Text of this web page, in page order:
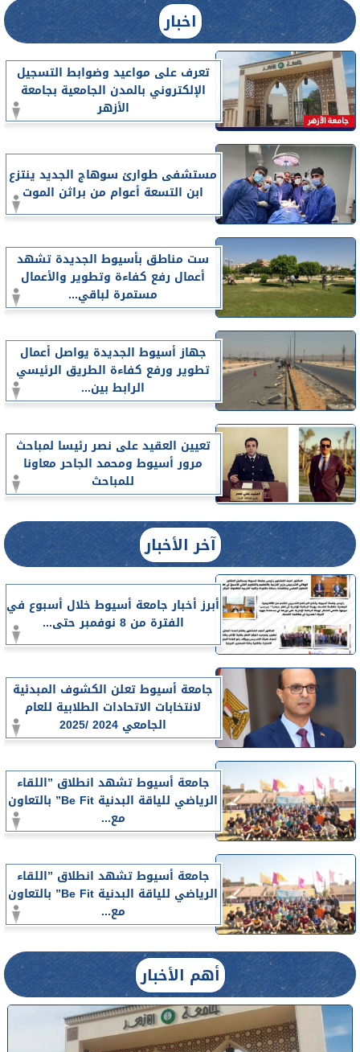
اخبار
تعرف على مواعيد وضوابط التسجيل
الإلكتروني بالمدن الجامعية بجامعة
الأزهر
مستشفى طوارئ سوهاج الجديد ينتزع
ابن التسعة أعوام من براثن الموت
ست مناطق بأسيوط الجديدة تشهد
أعمال رفع كفاءة وتطوير والأعمال
مستمرة لباقي...
جهاز أسيوط الجديدة يواصل أعمال
تطوير ورفع كفاءة الطريق الرئيسي
الرابط بين...
تعيين العقيد على نصر رئيسا لمباحث
مرور أسيوط ومحمد الجاحر معاونا
للمباحث
آخر الأخبار
أبرز أخبار جامعة أسيوط خلال أسبوع في
الفترة من 8 نوفمبر حتى...
جامعة أسيوط تعلن الكشوف المبدئية
لانتخابات الاتحادات الطلابية للعام
الجامعي 2024 /2025
جامعة أسيوط تشهد انطلاق ”اللقاء
الرياضي للياقة البدنية Be Fit” بالتعاون
مع...
جامعة أسيوط تشهد انطلاق ”اللقاء
الرياضي للياقة البدنية Be Fit” بالتعاون
مع...
أهم الأخبار